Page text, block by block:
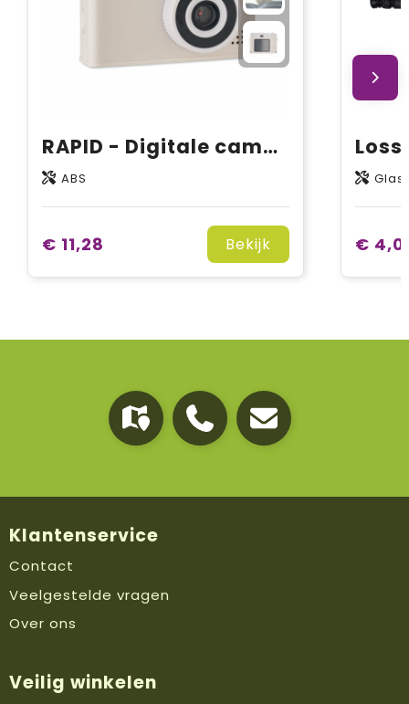
RAPID - Digitale camera
ABS
€ 11,28 Bekijk
Glas
€
Klantenservice
Contact
Veelgestelde vragen
Over ons
Veilig winkelen